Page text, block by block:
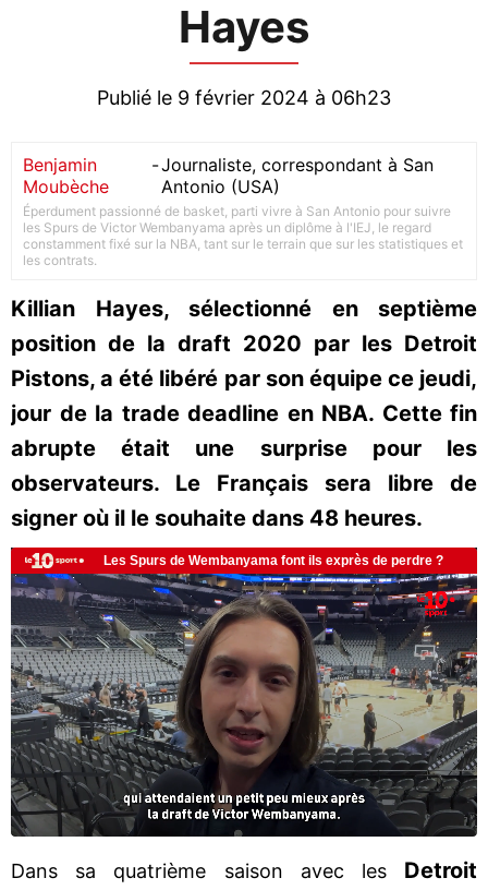
Hayes
Publié le 9 février 2024 à 06h23
Benjamin
Moubèche
-Journaliste, correspondant à San
Antonio (USA)
Éperdument passionné de basket, parti vivre à San Antonio pour suivre
les Spurs de Victor Wembanyama après un diplôme à l'IEJ, le regard
constamment fixé sur la NBA, tant sur le terrain que sur les statistiques et
les contrats.
Killian Hayes, sélectionné en septième
position de la draft 2020 par les Detroit
Pistons, a été libéré par son équipe ce jeudi,
jour de la trade deadline en NBA. Cette fin
abrupte était une surprise pour les
observateurs. Le Français sera libre de
signer où il le souhaite dans 48 heures.
Dans sa quatrième saison avec les Detroit